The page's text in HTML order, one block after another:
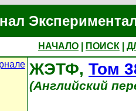
НАЧАЛО ПОИСК
ЖЭТФ, Том
(Английский